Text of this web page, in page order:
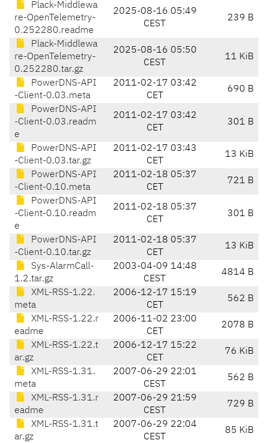
Plack-Middlewa
re-OpenTelemetry-
0.252280.readme
2025-08-16 05:49
CEST
239 B
Plack-Middlewa
re-OpenTelemetry-
0.252280.tar.gz
2025-08-16 05:50
CEST
11 KiB
PowerDNS-API
-Client-0.03.meta
2011-02-17 03:42
CET
690 B
PowerDNS-API
-Client-0.03.readm
e
2011-02-17 03:42
CET
301 B
PowerDNS-API
-Client-0.03.tar.gz
2011-02-17 03:43
CET
13 KiB
PowerDNS-API
-Client-0.10.meta
2011-02-18 05:37
CET
721 B
PowerDNS-API
-Client-0.10.readm
e
2011-02-18 05:37
CET
301 B
PowerDNS-API
-Client-0.10.tar.gz
2011-02-18 05:37
CET
13 KiB
Sys-AlarmCall-
1.2.tar.gz
2003-04-09 14:48
CEST
4814 B
XML-RSS-1.22.
meta
2006-12-17 15:19
CET
562 B
XML-RSS-1.22.r
eadme
2006-11-02 23:00
CET
2078 B
XML-RSS-1.22.t
ar.gz
2006-12-17 15:22
CET
76 KiB
XML-RSS-1.31.
meta
2007-06-29 22:01
CEST
562 B
XML-RSS-1.31.r
eadme
2007-06-29 21:59
CEST
729 B
XML-RSS-1.31.t
ar.gz
2007-06-29 22:04
CEST
85 KiB